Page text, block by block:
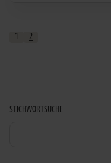
1 2
STICHWORTSUCHE